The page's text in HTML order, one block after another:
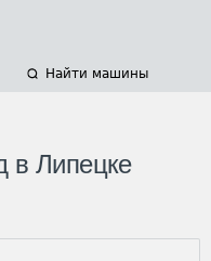
Найти машины
в Липецке